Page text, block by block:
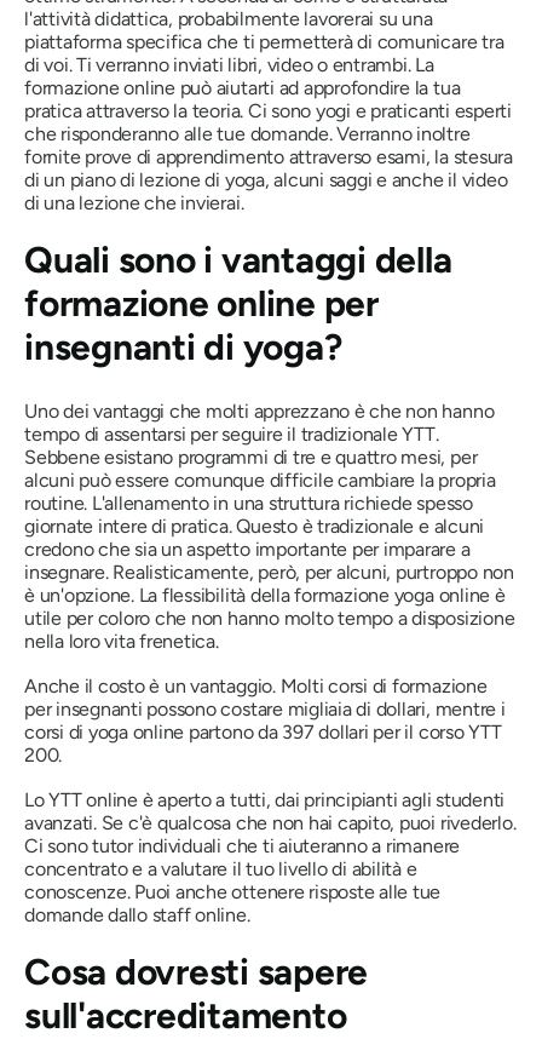
l'attività didattica, probabilmente lavorerai su una
piattaforma specifica che ti permetterà di comunicare tra
di voi. Ti verranno inviati libri, video o entrambi. La
formazione online può aiutarti ad approfondire la tua
pratica attraverso la teoria. Ci sono yogi e praticanti esperti
che risponderanno alle tue domande. Verranno inoltre
fornite prove di apprendimento attraverso esami, la stesura
di un piano di lezione di yoga, alcuni saggi e anche il video
di una lezione che invierai.
Quali sono i vantaggi della
formazione online per
insegnanti di yoga?
Uno dei vantaggi che molti apprezzano è che non hanno
tempo di assentarsi per seguire il tradizionale YTT.
Sebbene esistano programmi di tre e quattro mesi, per
alcuni può essere comunque difficile cambiare la propria
routine. L'allenamento in una struttura richiede spesso
giornate intere di pratica. Questo è tradizionale e alcuni
credono che sia un aspetto importante per imparare a
insegnare. Realisticamente, però, per alcuni, purtroppo non
è un'opzione. La flessibilità della formazione yoga online è
utile per coloro che non hanno molto tempo a disposizione
nella loro vita frenetica.
Anche il costo è un vantaggio. Molti corsi di formazione
per insegnanti possono costare migliaia di dollari, mentre i
corsi di yoga online partono da 397 dollari per il corso YTT
200.
Lo YTT online è aperto a tutti, dai principianti agli studenti
avanzati. Se c'è qualcosa che non hai capito, puoi rivederlo.
Ci sono tutor individuali che ti aiuteranno a rimanere
concentrato e a valutare il tuo livello di abilità e
conoscenze. Puoi anche ottenere risposte alle tue
domande dallo staff online.
Cosa dovresti sapere
sull'accreditamento